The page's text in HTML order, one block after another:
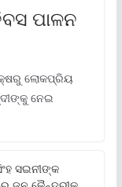
ପାଳନ
ଲୋକପ୍ରିୟ
ନେଇ
ସଇନୀଙ୍କ